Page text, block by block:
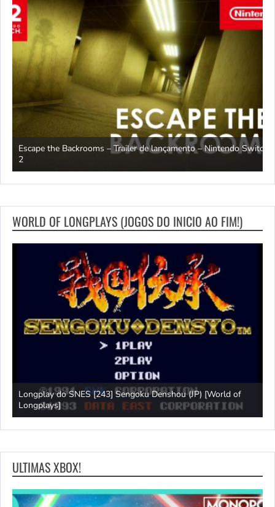
Escape the Backrooms – Trailer de lançamento – Nintendo Switch
2
WORLD OF LONGPLAYS (JOGOS DO INICIO AO FIM!)
Longplay do SNES [243] Sengoku Denshou (JP) [World of
Longplays]
ULTIMAS XBOX!